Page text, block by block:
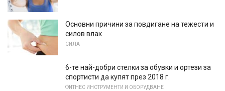
Основни причини за повдигане на тежести и
силов влак
СИЛА
6-те най-добри стелки за обувки и ортези за
спортисти да купят през 2018 г.
ФИТНЕС ИНСТРУМЕНТИ И ОБОРУДВАНЕ